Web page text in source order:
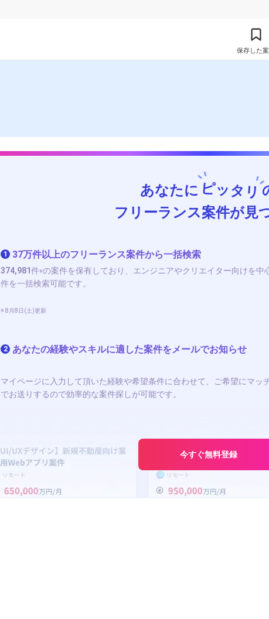
保存した
あなたに ピッタリ
フリーランス案件が見
1 37万件以上のフリーランス案件から一括検索
374,981件※の案件を保有しており、エンジニアやクリエイター向けを中
件を一括検索可能です。
※ 8月8日(土)更新
2 あなたの経験やスキルに適した案件をメールでお知らせ
マイページに入力して頂いた経験や希望条件に合わせて、ご希望にマッ
でお送りするので効率的な案件探しが可能です。
今すぐ無料登録